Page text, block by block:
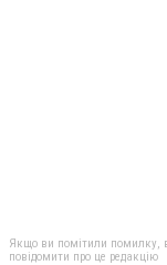
Якщо ви помітили помилку,
повідомити про це редакцію